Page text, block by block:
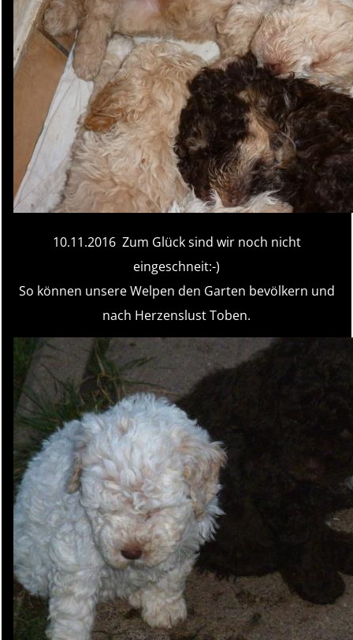
10.11.2016 Zum Glück sind wir noch nicht
eingeschneit:-)
So können unsere Welpen den Garten bevölkern und
nach Herzenslust Toben.